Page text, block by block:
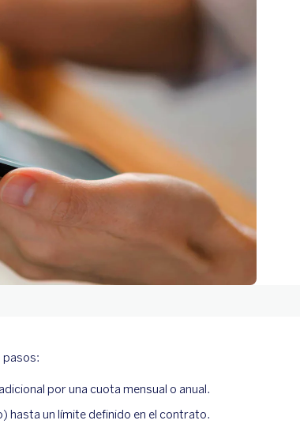
pasos:
por una cuota mensual o anual.
hasta un límite definido en el contrato.